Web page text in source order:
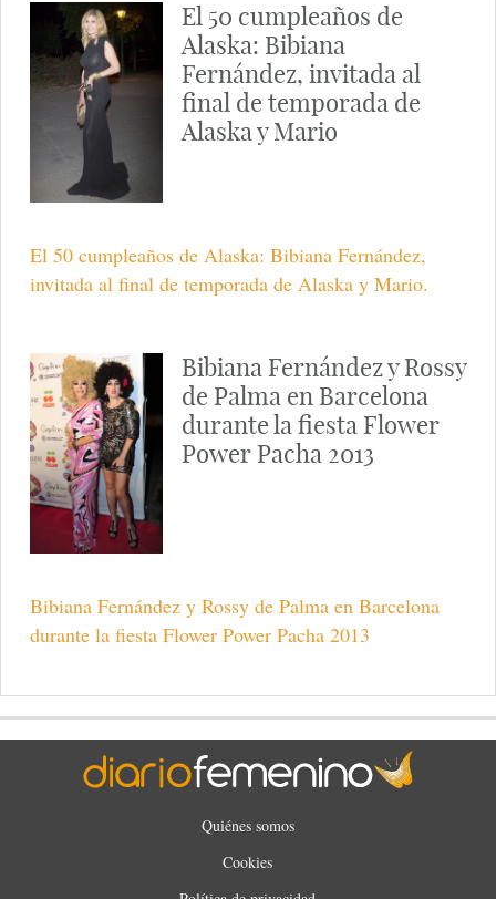
El 50 cumpleaños de
Alaska: Bibiana
Fernández, invitada al
final de temporada de
Alaska y Mario
El 50 cumpleaños de Alaska: Bibiana Fernández,
invitada al final de temporada de Alaska y Mario.
Bibiana Fernández y Rossy
de Palma en Barcelona
durante la fiesta Flower
Power Pacha 2013
Bibiana Fernández y Rossy de Palma en Barcelona
durante la fiesta Flower Power Pacha 2013
Quiénes somos
Cookies